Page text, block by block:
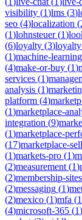
visibility (1)lms (3)
seo (4)localization (
(1)lohnsteuer(1)
(6)loyalty (3)
(1)machine-learning
(4)make-or-buy (1)
services (1)
analysis (1)
platform (4)
(1)marketplace-
integration (9)
(1)marketplace-
(17)marketplace-
(1)markets-pro (1)
(2)measurement (1)
(2)membership-sites
(2)messaging (1)
(2)mexico (1)mfa (1
(4)microsoft-365 (1)